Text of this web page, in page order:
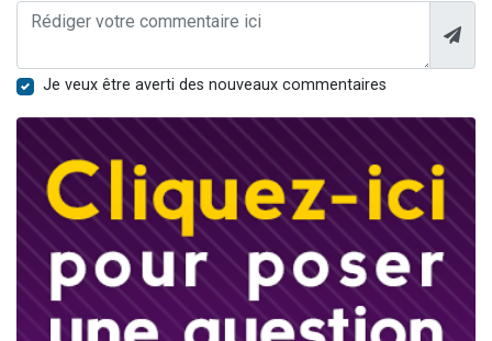
Je veux être averti des nouveaux commentaires